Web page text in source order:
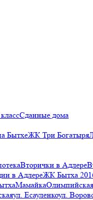
Сданные дома
БытхеЖК Три Богатыря
Вторички в Адлере
в АдлереЖК Бытха
Мамайка
ул. Есауленкоул.